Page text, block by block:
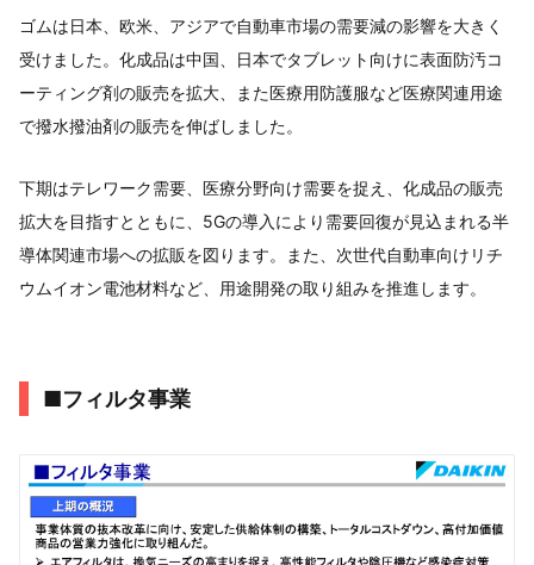
ゴムは日本、欧米、アジアで自動車市場の需要減の影響を大きく
受けました。化成品は中国、日本でタブレット向けに表面防汚コ
ーティング剤の販売を拡大、また医療用防護服など医療関連用途
で撥水撥油剤の販売を伸ばしました。
下期はテレワーク需要、医療分野向け需要を捉え、化成品の販売
拡大を目指すとともに、5Gの導入により需要回復が見込まれる半
導体関連市場への拡販を図ります。また、次世代自動車向けリチ
ウムイオン電池材料など、用途開発の取り組みを推進します。
■フィルタ事業